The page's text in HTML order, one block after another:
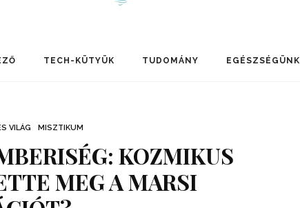
TECH-KÜTYÜK TUDOMÁNY EGÉSZSÉGÜNK
VILÁG MISZTIKUM
KOZMIKUS
MEG A MARSI